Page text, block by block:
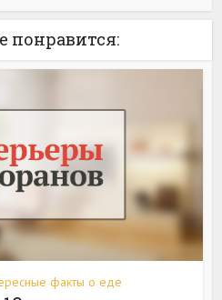
понравится:
факты о еде